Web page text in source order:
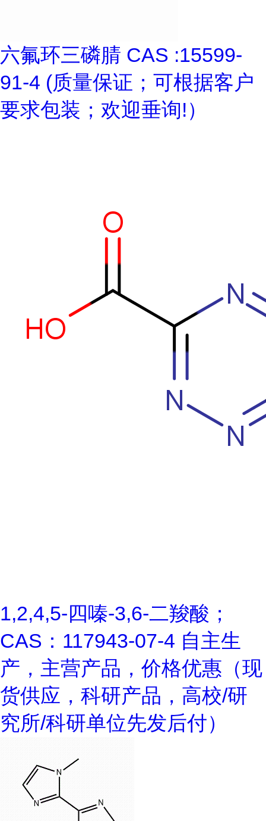
六氟环三磷腈 CAS :15599-
91-4 (质量保证；可根据客户
要求包装；欢迎垂询!）
1,2,4,5-四嗪-3,6-二羧酸；
CAS：117943-07-4 自主生
产，主营产品，价格优惠（现
货供应，科研产品，高校/研
究所/科研单位先发后付）